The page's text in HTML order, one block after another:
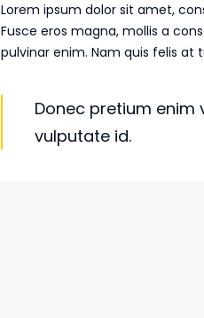
Lorem ipsum dolor sit amet,
Fusce eros magna, mollis a
pulvinar enim. Nam quis felis at
Donec pretium enim
vulputate id.